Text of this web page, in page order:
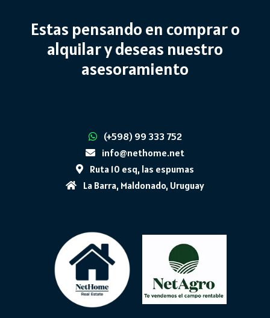
Estas pensando en comprar o
alquilar y deseas nuestro
asesoramiento
(+598) 99 333 752
info@nethome.net
Ruta 10 esq, las espumas
La Barra, Maldonado, Uruguay